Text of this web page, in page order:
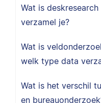
Wat is
verzamel je?
Wat is
welk type data
Wat is het verschil
en